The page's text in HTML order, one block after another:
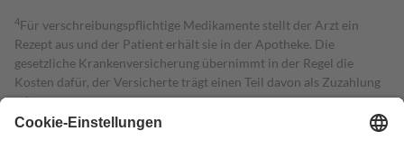
4Für verschreibungspflichtige Medikamente stellt der Arzt ein
Rezept aus und der Patient erhält sie in der Apotheke. Die
gesetzliche Krankenversicherung übernimmt in der Regel die
Kosten dafür, der Versicherte trägt einen Teil davon als Zuzahlung
mit.
Grundsätzlich leisten Mitglieder Zuzahlungen in Höhe von zehn